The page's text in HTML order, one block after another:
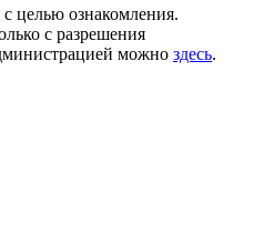
целью ознакомления.
с разрешения
можно здесь.